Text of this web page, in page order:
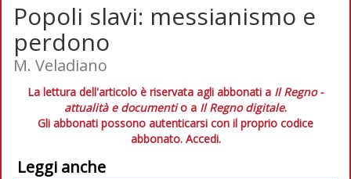
Popoli slavi: messianismo e
perdono
M. Veladiano
La lettura dell'articolo è riservata agli abbonati a Il Regno -
attualità e documentio a Il Regno digitale.
Gli abbonati possono autenticarsi con il proprio codice
abbonato. Accedi.
Leggi anche